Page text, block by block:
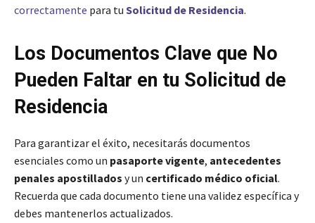
correctamente para tu Solicitud de Residencia.
Los Documentos Clave que No
Pueden Faltar en tu Solicitud de
Residencia
Para garantizar el éxito, necesitarás documentos
esenciales como un pasaporte vigente, antecedentes
penales apostillados y un certificado médico oficial.
Recuerda que cada documento tiene una validez específica y
debes mantenerlos actualizados.